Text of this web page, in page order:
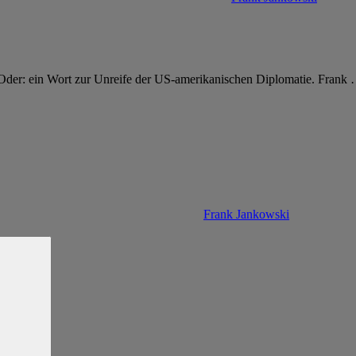
ein Wort zur Unreife der US-amerikanischen Diplomatie. Frank
Frank Jankowski